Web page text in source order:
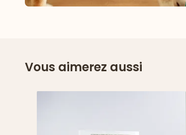
Vous aimerez aussi